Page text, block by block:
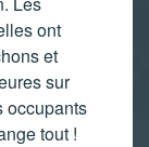
ont
et
sur
occupants
tout !